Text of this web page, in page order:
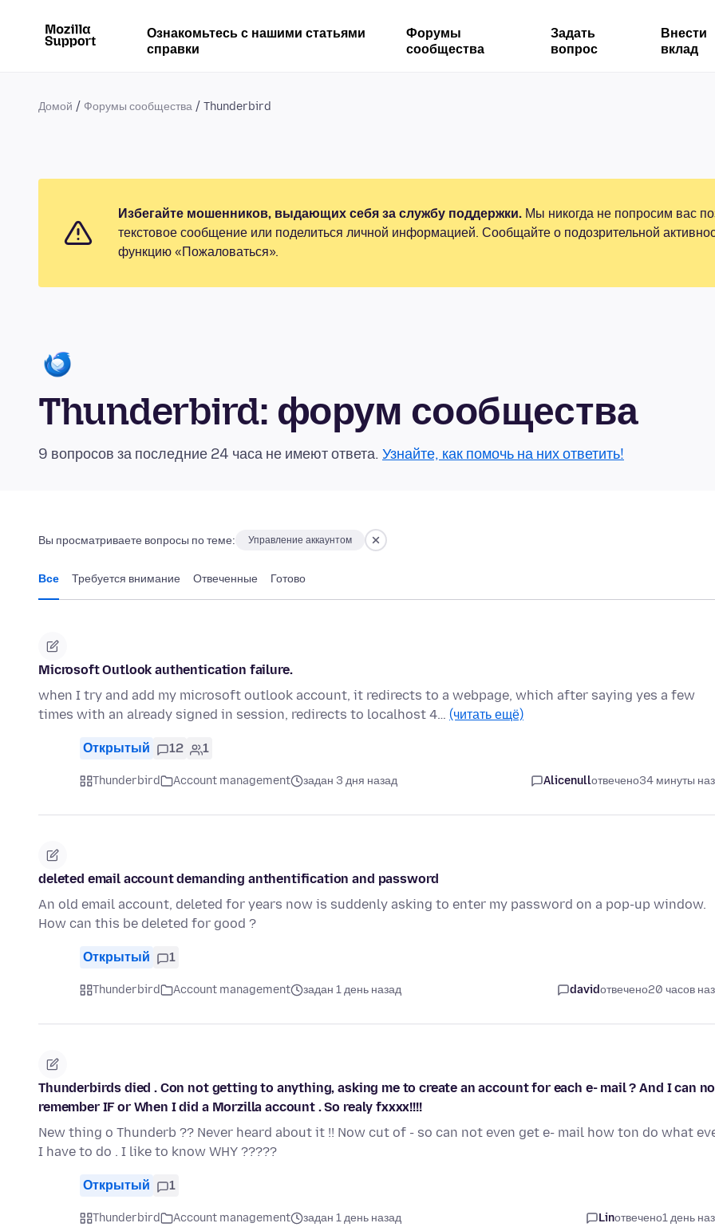
Ознакомьтесь с нашими статьями
справки
Форумы
сообщества
Задать
вопрос
Внести
вклад
Домой Форумы сообщества Thunderbird
Избегайте мошенников, выдающих себя за службу поддержки. Мы никогда не попросим вас
текстовое сообщение или поделиться личной информацией. Сообщайте о подозрительной
функцию «Пожаловаться».
Thunderbird: форум сообщества
9 вопросов за последние 24 часа не имеют ответа. Узнайте, как помочь на них ответить!
Вы просматриваете вопросы по теме: Управление аккаунтом
Все Требуется внимание Отвеченные Готово
Microsoft Outlook authentication failure.
when I try and add my microsoft outlook account, it redirects to a webpage, which after saying yes a few
times with an already signed in session, redirects to localhost 4… (читать ещё)
Открытый 12 1
Thunderbird Account management задан 3 дня назад Alicenullотвечено34 минуты
deleted email account demanding anthentification and password
An old email account, deleted for years now is suddenly asking to enter my password on a pop-up window.
How can this be deleted for good ?
Открытый 1
Thunderbird Account management задан 1 день назад davidотвечено20 часов
Thunderbirds died . Con not getting to anything, asking me to create an account for each e- mail ? And I can
remember IF or When I did a Morzilla account . So realy fxxxx!!!!
New thing o Thunderb ?? Never heard about it !! Now cut of - so can not even get e- mail how ton do what
I have to do . I like to know WHY ?????
Открытый 1
Thunderbird Account management задан 1 день назад Linотвечено1 день